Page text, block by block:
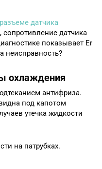
датчика
сопротивление датчика
показывает Er
неисправность?
охлаждения
антифриза.
под капотом
утечка жидкости
на патрубках.